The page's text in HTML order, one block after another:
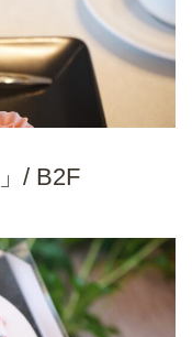
/ B2F